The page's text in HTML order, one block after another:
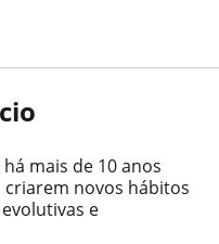
mais de 10 anos
criarem novos hábitos
e